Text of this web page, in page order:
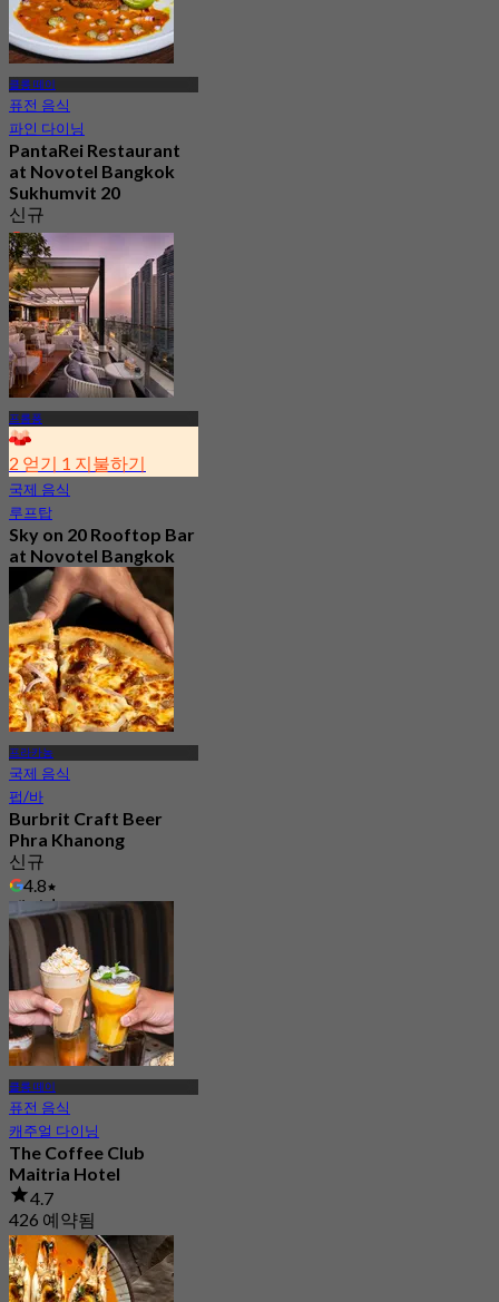
클롱 떼이
퓨전 음식
파인 다이닝
PantaRei Restaurant
at Novotel Bangkok
Sukhumvit 20
신규
3.9
에서฿ 796.66
프롬퐁
2 얻기 1 지불하기
국제 음식
루프탑
Sky on 20 Rooftop Bar
at Novotel Bangkok
Sukhumvit 20
4.8
3.1K 예약됨
에서฿ 522.5
프라카농
국제 음식
펍/바
Burbrit Craft Beer
Phra Khanong
신규
4.8
에서฿ 460
클롱 떼이
퓨전 음식
캐주얼 다이닝
The Coffee Club
Maitria Hotel
4.7
426 예약됨
에서฿ 189